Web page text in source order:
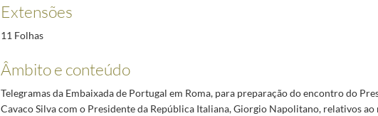
Extensões
11 Folhas
Âmbito e conteúdo
Telegramas da Embaixada de Portugal em Roma, para preparação do encontro do
Cavaco Silva com o Presidente da República Italiana, Giorgio Napolitano, relativos